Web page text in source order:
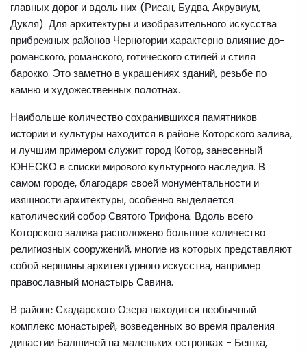
главных дорог и вдоль них (Рисан, Будва, Акрувиум,
Дукля). Для архитектуры и изобразительного искусства
прибрежных районов Черногории характерно влияние до-
романского, романского, готического стилей и стиля
барокко. Это заметно в украшениях зданий, резьбе по
камню и художественных полотнах.
Наибольше количество сохранившихся памятников
истории и культуры находится в районе Которского залива,
и лучшим примером служит город Котор, занесенный
ЮНЕСКО в списки мирового культурного наследия. В
самом городе, благодаря своей монументальности и
изящности архитектуры, особенно выделяется
католический собор Святого Трифона. Вдоль всего
Которского залива расположено большое количество
религиозных сооружений, многие из которых представляют
собой вершины архитектурного искусства, например
православный монастырь Савина.
В районе Скадарского Озера находится необычный
комплекс монастырей, возведенных во время праления
династии Балшичей на маленьких островках - Бешка,